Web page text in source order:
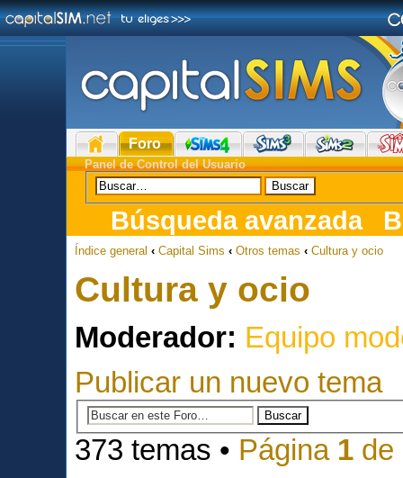
Foro
Panel de Control del Usuario
Búsqueda avanzada
Índice general ‹ Capital Sims ‹ Otros temas ‹ Cultura y ocio
Cultura y ocio
Moderador: Equipo
Publicar un nuevo tema
373 temas • Página 1 de